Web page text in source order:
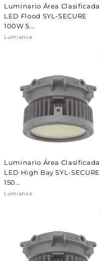
Luminario Área Clasificada
LED Flood SYL-SECURE
100W 5...
Lumiance
Luminario Área Clasificada
LED High Bay SYL-SECURE
150...
Lumiance